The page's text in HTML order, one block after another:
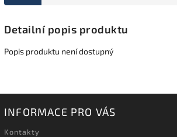
Detailní popis produktu
Popis produktu není dostupný
INFORMACE PRO VÁS
Kontakty